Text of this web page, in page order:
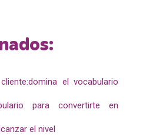
el vocabulario
para convertirte en
el nivel